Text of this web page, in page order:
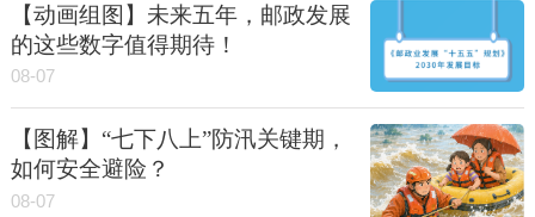
【动画组图】未来五年，邮政发展
的这些数字值得期待！
08-07
【图解】“七下八上”防汛关键期，
如何安全避险？
08-07